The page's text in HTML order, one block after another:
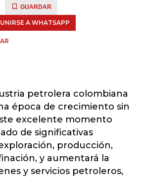
GUARDAR
UNIRSE A WHATSAPP
petrolera colombiana
época de crecimiento sin
excelente momento
de significativas
producción,
y aumentará la
y servicios petroleros,